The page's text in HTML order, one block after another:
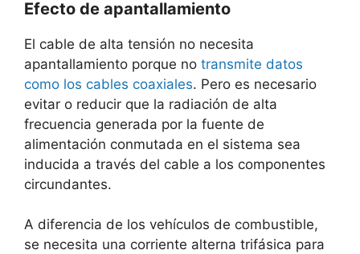
Efecto de apantallamiento
El cable de alta tensión no necesita
apantallamiento porque no transmite datos
como los cables coaxiales. Pero es necesario
evitar o reducir que la radiación de alta
frecuencia generada por la fuente de
alimentación conmutada en el sistema sea
inducida a través del cable a los componentes
circundantes.
A diferencia de los vehículos de combustible,
se necesita una corriente alterna trifásica para